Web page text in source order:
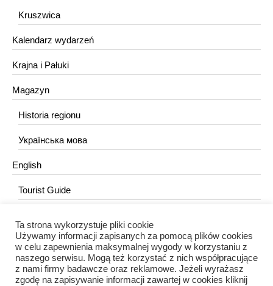
Kruszwica
Kalendarz wydarzeń
Krajna i Pałuki
Magazyn
Historia regionu
Українська мова
English
Tourist Guide
KONTAKT
redakcja@portalkujawski.pl
Redakcja
Ta strona wykorzystuje pliki cookie
Używamy informacji zapisanych za pomocą plików cookies
w celu zapewnienia maksymalnej wygody w korzystaniu z
naszego serwisu. Mogą też korzystać z nich współpracujące
z nami firmy badawcze oraz reklamowe. Jeżeli wyrażasz
zgodę na zapisywanie informacji zawartej w cookies kliknij